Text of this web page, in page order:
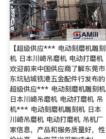
【超级供应*** 电动刻磨机雕刻
机 日本川崎吊磨机 电动打磨机
欢迎前来中国供应商了解东莞市
东坑钻城铣港五金配件行发布的
超级供应*** 电动刻磨机雕刻机
日本川崎吊磨机 电动打磨机 吊
机*** 电动刻磨机雕刻机 日本
川崎吊磨机 电动打磨机 吊机厂
家信息，产品和服务质量好，性